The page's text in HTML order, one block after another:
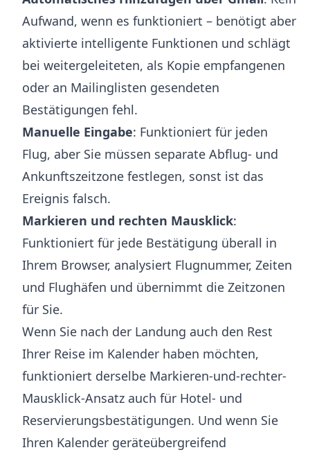
Aufwand, wenn es funktioniert – benötigt aber
aktivierte intelligente Funktionen und schlägt
bei weitergeleiteten, als Kopie empfangenen
oder an Mailinglisten gesendeten
Bestätigungen fehl.
Manuelle Eingabe: Funktioniert für jeden
Flug, aber Sie müssen separate Abflug- und
Ankunftszeitzone festlegen, sonst ist das
Ereignis falsch.
Markieren und rechten Mausklick:
Funktioniert für jede Bestätigung überall in
Ihrem Browser, analysiert Flugnummer, Zeiten
und Flughäfen und übernimmt die Zeitzonen
für Sie.
Wenn Sie nach der Landung auch den Rest
Ihrer Reise im Kalender haben möchten,
funktioniert derselbe Markieren-und-rechter-
Mausklick-Ansatz auch für Hotel- und
Reservierungsbestätigungen. Und wenn Sie
Ihren Kalender geräteübergreifend